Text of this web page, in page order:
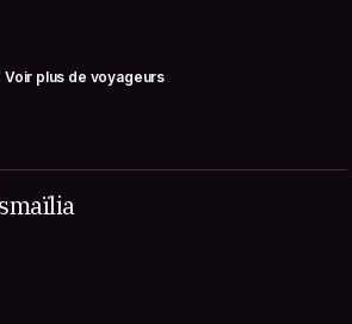
Voir plus de voyageurs